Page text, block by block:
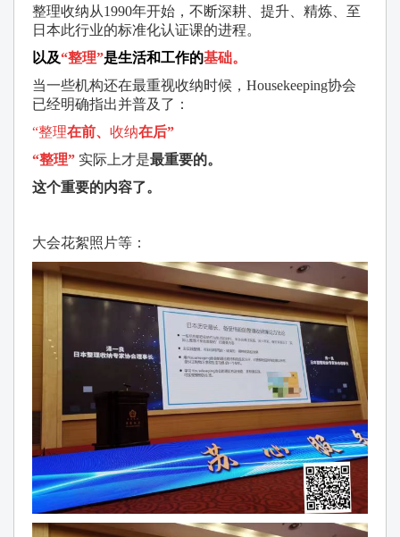
整理收纳从1990年开始，不断深耕、提升、精炼、至
日本此行业的标准化认证课的进程。
以及“整理”是生活和工作的基础。
当一些机构还在最重视收纳时候，Housekeeping协会
已经明确指出并普及了：
“整理在前、 收纳在后”
“整理” 实际上才是最重要的。
这个重要的内容了。
大会花絮照片等：